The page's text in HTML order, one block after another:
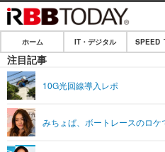
ホーム
IT・デジタル
SPEED TEST
エンタメ
ホーム IT・デジタル SPEED
注目記事
10G光回線導入レポ
みちょぱ、ボートレースのロケ